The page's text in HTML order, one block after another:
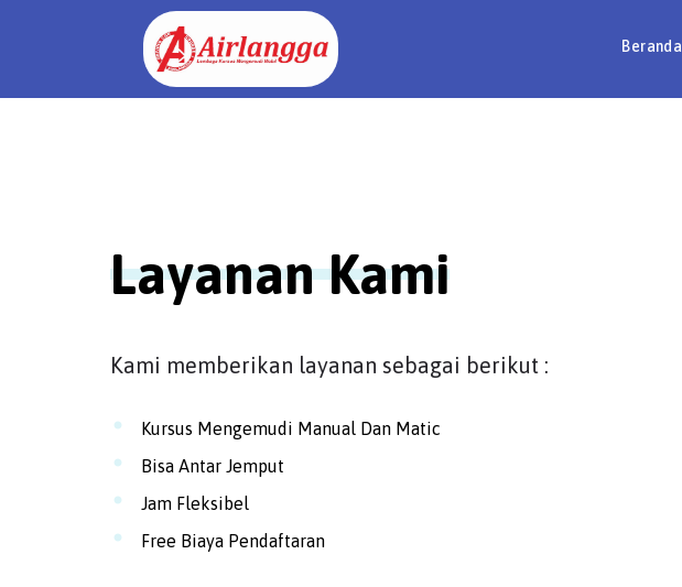
Beranda
Layanan Kami
Kami memberikan layanan sebagai berikut :
Kursus Mengemudi Manual Dan Matic
Bisa Antar Jemput
Jam Fleksibel
Free Biaya Pendaftaran